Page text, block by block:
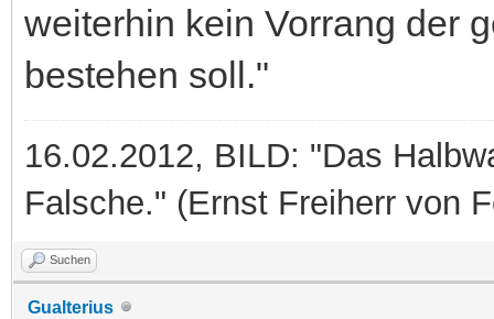
weiterhin kein Vorrang der
bestehen soll."
16.02.2012, BILD: "Das
Falsche." (Ernst Freiherr von
Suchen
Gualterius